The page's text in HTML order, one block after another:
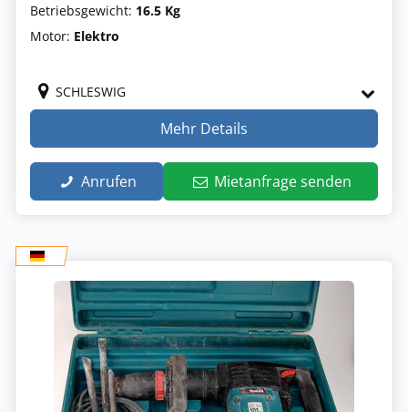
Betriebsgewicht: 16.5 Kg
Motor: Elektro
SCHLESWIG
Mehr Details
Anrufen Mietanfrage senden